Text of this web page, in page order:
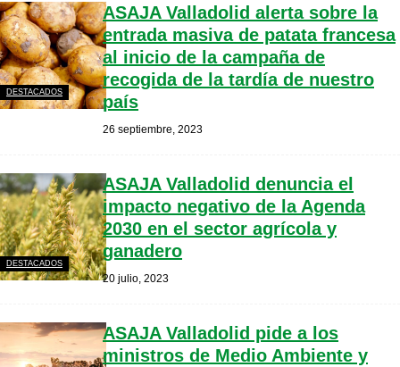
DESTACADOS
ASAJA Valladolid alerta sobre la
entrada masiva de patata francesa
al inicio de la campaña de
recogida de la tardía de nuestro
país
26 septiembre, 2023
DESTACADOS
ASAJA Valladolid denuncia el
impacto negativo de la Agenda
2030 en el sector agrícola y
ganadero
20 julio, 2023
ASAJA Valladolid pide a los
ministros de Medio Ambiente y